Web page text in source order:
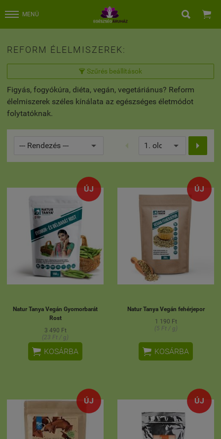
MENÜ  
REFORM ÉLELMISZEREK:
 Szűrés beállítások
Figyás, fogyókúra, diéta, vegán, vegetáriánus? Reform
élelmiszerek széles kínálata az egészséges életmódot
folytatóknak.
 
ÚJ
Natur Tanya Vegán Gyomorbarát
Rost
3 490 Ft
(23 Ft / g)
 KOSÁRBA
ÚJ
Natur Tanya Vegán fehérjepor
1 190 Ft
(5 Ft / g)
 KOSÁRBA
ÚJ ÚJ